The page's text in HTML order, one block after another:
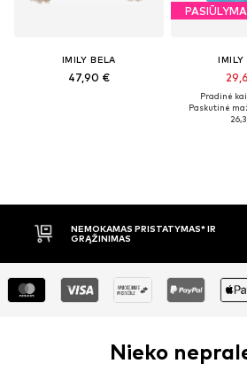
IMILY BELA
47,90 €
IMILY
Pradinė
Paskutinė
APMOKĖJIMAS PRISTAČIUS
Nieko